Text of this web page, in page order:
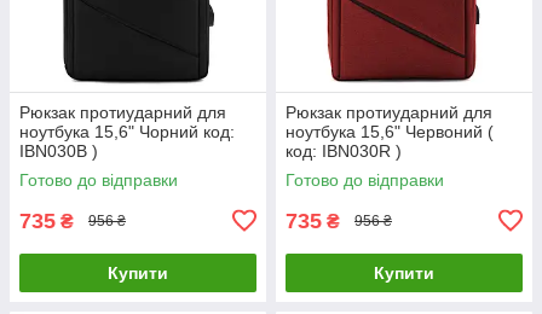
Рюкзак протиударний для
ноутбука 15,6" Чорний код:
IBN030B )
Готово до відправки
735 ₴ 956 ₴
Купити
Рюкзак протиударний для
ноутбука 15,6" Червоний (
код: IBN030R )
Готово до відправки
735 ₴ 956 ₴
Купити